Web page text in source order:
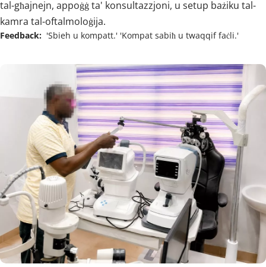
tal-għajnejn, appoġġ ta' konsultazzjoni, u setup bażiku tal-
kamra tal-oftalmoloġija.
Feedback: 'Sbieh u kompatt.' 'Kompat sabiħ u twaqqif faċli.'